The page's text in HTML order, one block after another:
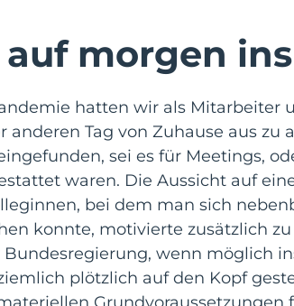
morgen
hatten wir als Mitarbeiter
anderen Tag von Zuhause aus
sei es für Meetings,
waren. Die Aussicht auf
bei dem man sich
konnte, motivierte zusätzlich
wenn möglich
plötzlich auf den Kopf